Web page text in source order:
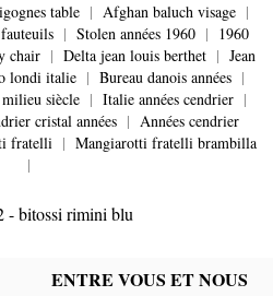
table | Afghan baluch visage |
| Stolen années 1960 | 1960
chair | Delta jean louis berthet | Jean
londi italie | Bureau danois années |
siècle | Italie années cendrier |
cristal années | Années cendrier
fratelli | Mangiarotti fratelli brambilla
|
- bitossi rimini blu
ENTRE VOUS ET NOUS